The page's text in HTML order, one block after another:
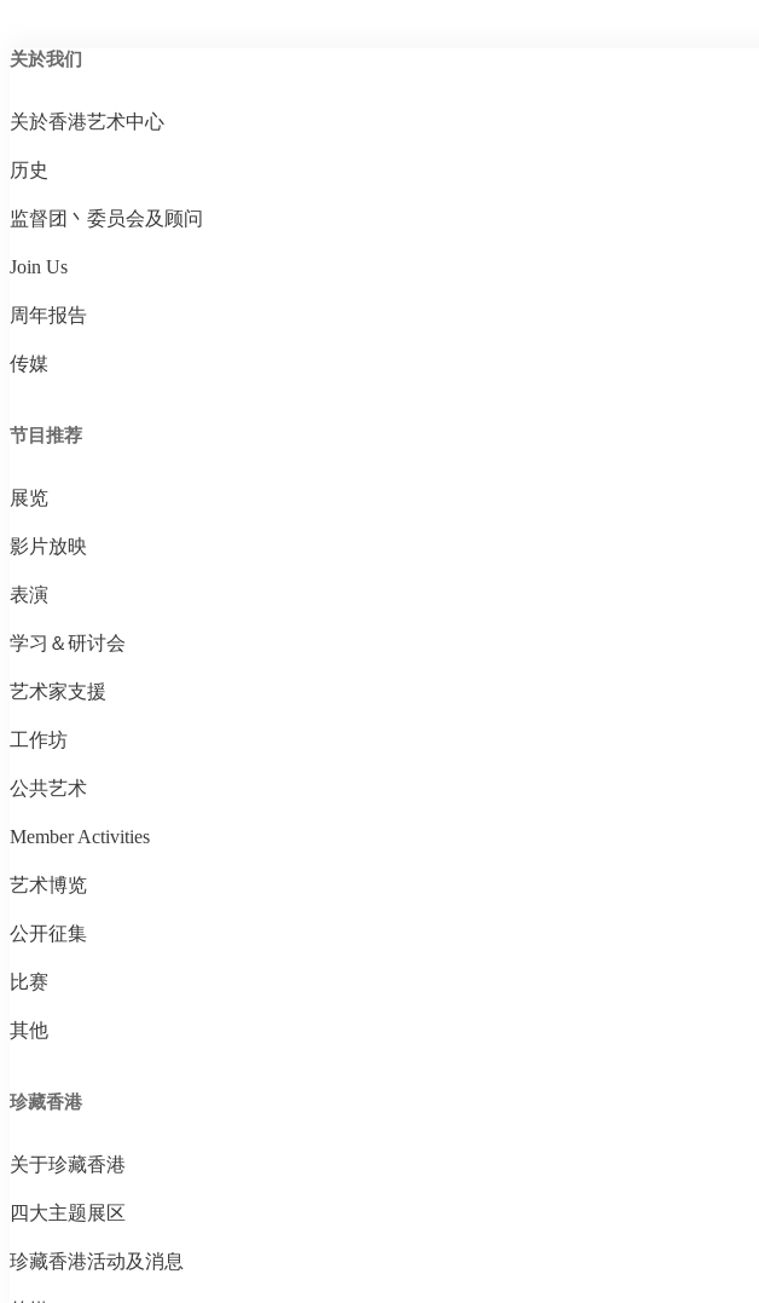
关於我们
关於香港艺术中心
历史
监督团丶委员会及顾问
Join Us
周年报告
传媒
节目推荐
展览
影片放映
表演
学习＆研讨会
艺术家支援
工作坊
公共艺术
Member Activities
艺术博览
公开征集
比赛
其他
珍藏香港
关于珍藏香港
四大主题展区
珍藏香港活动及消息